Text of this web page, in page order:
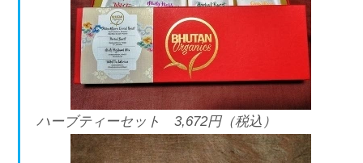
ハーブティーセット 3,672円（税込）